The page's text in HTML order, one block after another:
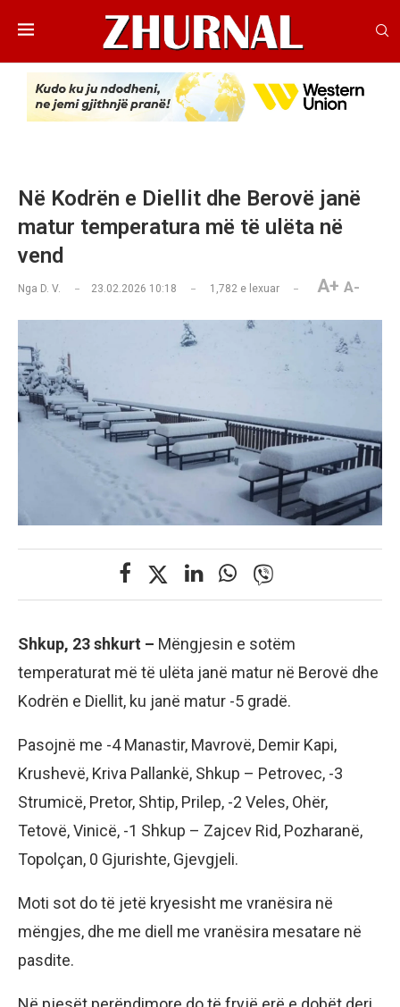
Në Kodrën e Diellit dhe Berovë janë
matur temperatura më të ulëta në
vend
Nga D. V. 23.02.2026 10:18 1,782 e lexuar A+ A-
Shkup, 23 shkurt – Mëngjesin e sotëm
temperaturat më të ulëta janë matur në Berovë dhe
Kodrën e Diellit, ku janë matur -5 gradë.
Pasojnë me -4 Manastir, Mavrovë, Demir Kapi,
Krushevë, Kriva Pallankë, Shkup – Petrovec, -3
Strumicë, Pretor, Shtip, Prilep, -2 Veles, Ohër,
Tetovë, Vinicë, -1 Shkup – Zajcev Rid, Pozharanë,
Topolçan, 0 Gjurishte, Gjevgjeli.
Moti sot do të jetë kryesisht me vranësira në
mëngjes, dhe me diell me vranësira mesatare në
pasdite.